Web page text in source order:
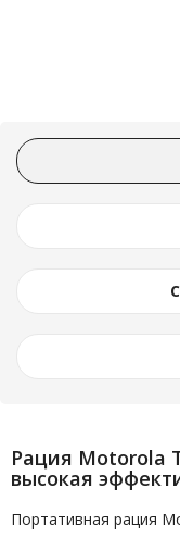
Рация Motorola
высокая
Портативная рация